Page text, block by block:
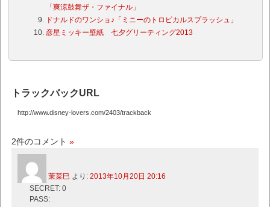
「爽涼鼓舞ザ・ファイナル」
ドナルドのワンショ♪「ミニーのトロピカルスプラッシュ」
彦星ミッキー壁紙 七夕グリーティング2013
トラックバックURL
http://www.disney-lovers.com/2403/trackback
2件のコメント»
茉菜巳 より: 2013年10月20日 20:16
SECRET: 0
PASS: